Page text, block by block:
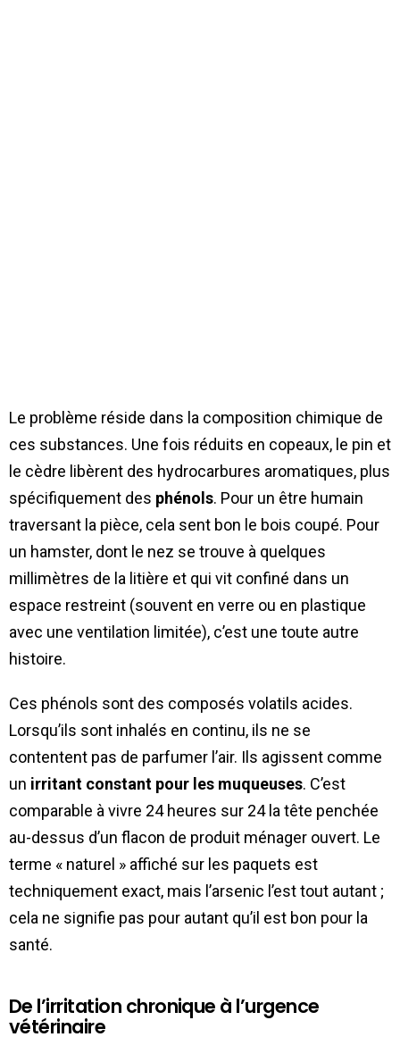
Le problème réside dans la composition chimique de
ces substances. Une fois réduits en copeaux, le pin et
le cèdre libèrent des hydrocarbures aromatiques, plus
spécifiquement des phénols. Pour un être humain
traversant la pièce, cela sent bon le bois coupé. Pour
un hamster, dont le nez se trouve à quelques
millimètres de la litière et qui vit confiné dans un
espace restreint (souvent en verre ou en plastique
avec une ventilation limitée), c’est une toute autre
histoire.
Ces phénols sont des composés volatils acides.
Lorsqu’ils sont inhalés en continu, ils ne se
contentent pas de parfumer l’air. Ils agissent comme
un irritant constant pour les muqueuses. C’est
comparable à vivre 24 heures sur 24 la tête penchée
au-dessus d’un flacon de produit ménager ouvert. Le
terme « naturel » affiché sur les paquets est
techniquement exact, mais l’arsenic l’est tout autant ;
cela ne signifie pas pour autant qu’il est bon pour la
santé.
De l’irritation chronique à l’urgence
vétérinaire